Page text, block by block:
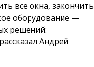
все окна, закончить
оборудование —
решений:
Андрей